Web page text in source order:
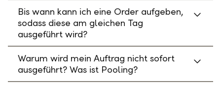
Bis wann kann ich eine Order aufgeben,
sodass diese am gleichen Tag
ausgeführt wird?
Warum wird mein Auftrag nicht sofort
ausgeführt? Was ist Pooling?